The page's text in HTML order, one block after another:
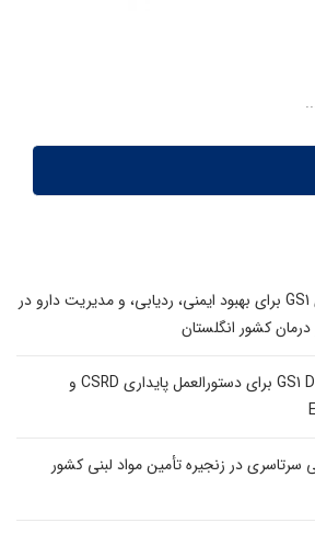
استفاده از استانداردهای GS1 برای بهبود ایمنی، ردیابی، و مدیریت دارو در
کشور انگلستان
استفاده از GS1 Data Source برای دستورالعمل پایداری CSRD و
سرتاسری در زنجیره تأمین مواد لبنی کشور